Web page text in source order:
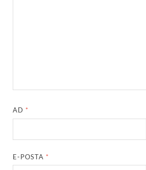
AD *
E-POSTA *